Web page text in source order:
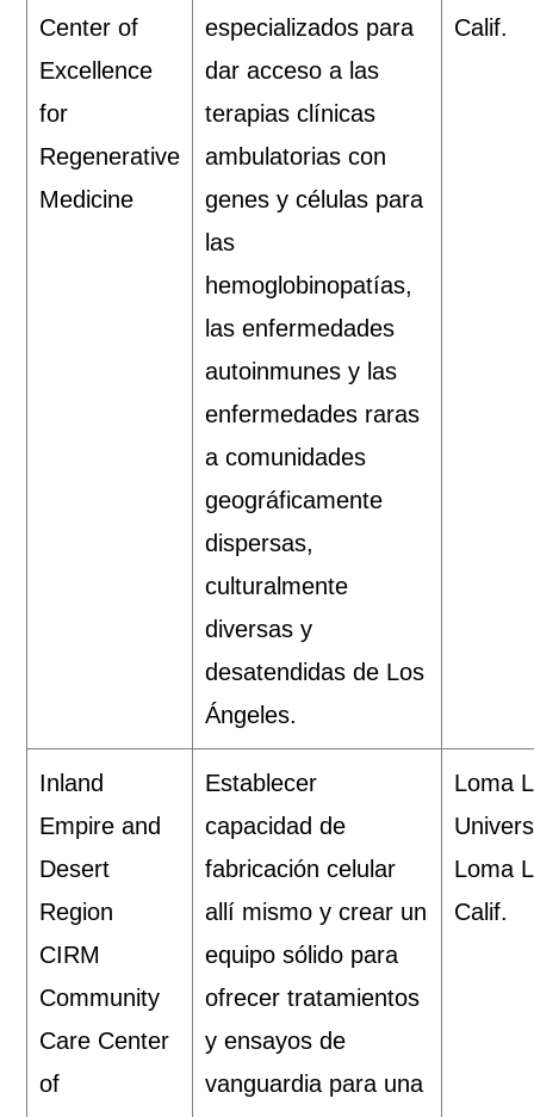
Center of
Excellence
for
Regenerative
Medicine
especializados para
dar acceso a las
terapias clínicas
ambulatorias con
genes y células para
las
hemoglobinopatías,
las enfermedades
autoinmunes y las
enfermedades raras
a comunidades
geográficamente
dispersas,
culturalmente
diversas y
desatendidas de Los
Ángeles.
Calif.
Inland
Empire and
Desert
Region
CIRM
Community
Care Center
of
Establecer
capacidad de
fabricación celular
allí mismo y crear un
equipo sólido para
ofrecer tratamientos
y ensayos de
vanguardia para una
Loma
Loma
Calif.